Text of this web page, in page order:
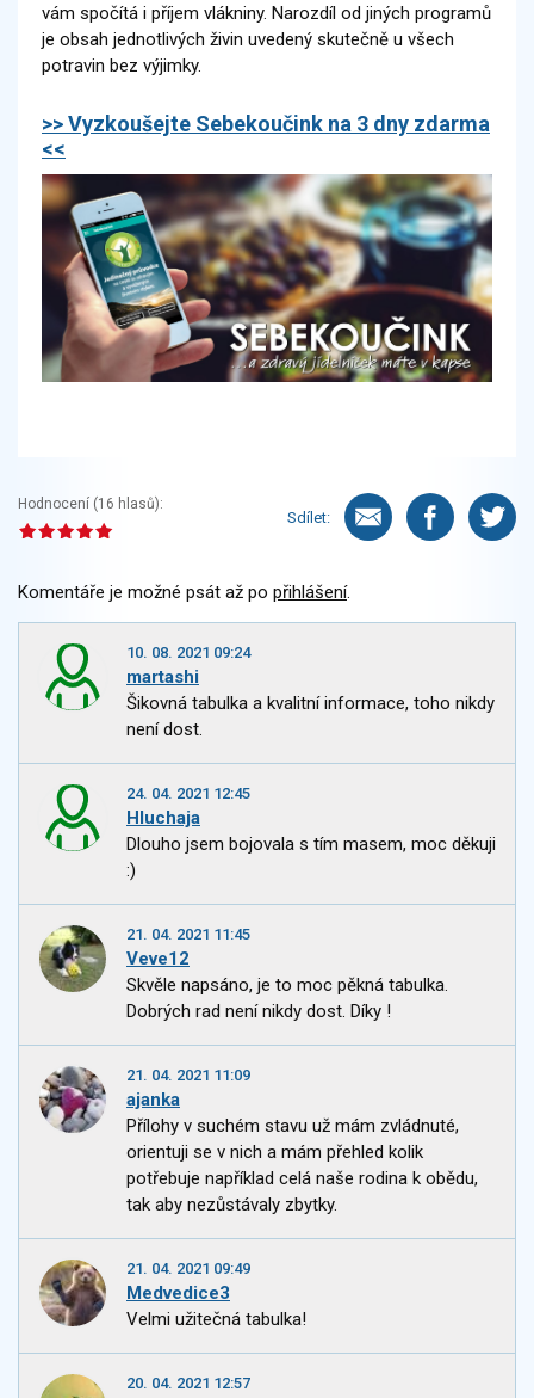
vám spočítá i příjem vlákniny. Narozdíl od jiných programů
je obsah jednotlivých živin uvedený skutečně u všech
potravin bez výjimky.
>> Vyzkoušejte Sebekoučink na 3 dny zdarma
<<
Hodnocení (16 hlasů):
Sdílet:
Komentáře je možné psát až po přihlášení.
10. 08. 2021 09:24
martashi
Šikovná tabulka a kvalitní informace, toho nikdy
není dost.
24. 04. 2021 12:45
Hluchaja
Dlouho jsem bojovala s tím masem, moc děkuji
:)
21. 04. 2021 11:45
Veve12
Skvěle napsáno, je to moc pěkná tabulka.
Dobrých rad není nikdy dost. Díky !
21. 04. 2021 11:09
ajanka
Přílohy v suchém stavu už mám zvládnuté,
orientuji se v nich a mám přehled kolik
potřebuje například celá naše rodina k obědu,
tak aby nezůstávaly zbytky.
21. 04. 2021 09:49
Medvedice3
Velmi užitečná tabulka!
20. 04. 2021 12:57